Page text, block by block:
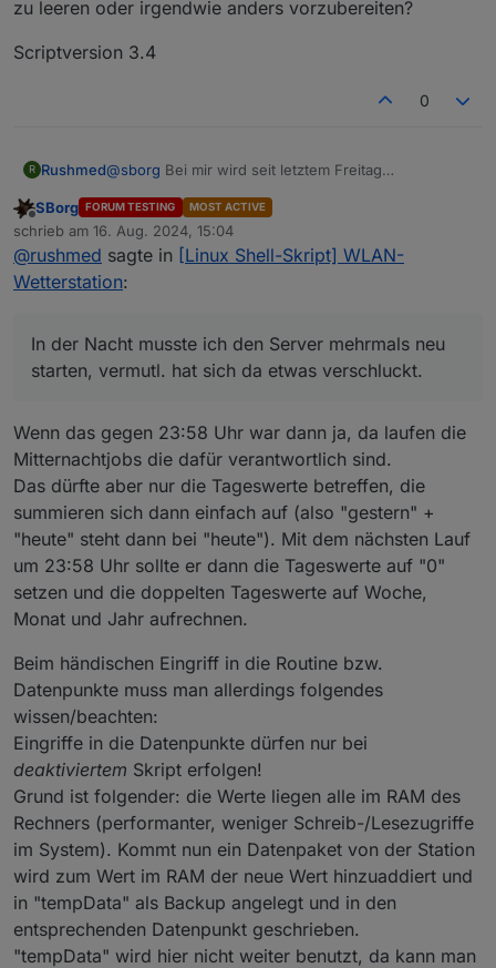
Script-Version: V3.4.0  Config-Version: V3.4.0
Datenübertragung an awekas.at:
(vor einer Veröffentlichung unbedingt zumindest
Resolving ws.awekas.at (ws.awekas.at)...
Length: 36 [text/html]
-                               0%[
zu leeren oder irgendwie anders vorzubereiten?
Scriptversion 3.4
0
R Rushmed@sborg Bei mir wird seit letztem Freitag
0_userdata.0.Wetterstation.Info.Sonnenschein_Tag_T
ext nicht mehr zuverlässig zurückgesetzt.
In der Nacht musste ich den Server mehrmals neu
starten, vermutl. hat sich da etwas verschluckt.
Ich habe
mittels
jetzt schon dreimal repariert, damit zumindest die
Per Updater kann ich nicht einfach drüberbügeln. Ich
würde als nächstes versuchen die .sh und die .sub
im Verzeichnes mit den Dateien von Github zu
0_userdata.0.Wetterstation.tempData.Solarenergie
und zu leeren oder irgendwie anders vorzubereiten?
Scriptversion 3.4
Offline
SBorg FORUM TESTING MOST ACTIVE
schrieb am 16. Aug. 2024, 15:04
zuletzt editiert von
@rushmed sagte in [Linux Shell-Skript] WLAN-
Wetterstation:
In der Nacht musste ich den Server mehrmals neu
starten, vermutl. hat sich da etwas verschluckt.
Wenn das gegen 23:58 Uhr war dann ja, da laufen die
Mitternachtjobs die dafür verantwortlich sind.
Das dürfte aber nur die Tageswerte betreffen, die
summieren sich dann einfach auf (also "gestern" +
"heute" steht dann bei "heute"). Mit dem nächsten Lauf
um 23:58 Uhr sollte er dann die Tageswerte auf "0"
setzen und die doppelten Tageswerte auf Woche,
Monat und Jahr aufrechnen.
Beim händischen Eingriff in die Routine bzw.
Datenpunkte muss man allerdings folgendes
wissen/beachten:
Eingriffe in die Datenpunkte dürfen nur bei
deaktiviertem Skript erfolgen!
Grund ist folgender: die Werte liegen alle im RAM des
Rechners (performanter, weniger Schreib-/Lesezugriffe
im System). Kommt nun ein Datenpaket von der Station
wird zum Wert im RAM der neue Wert hinzuaddiert und
in "tempData" als Backup angelegt und in den
entsprechenden Datenpunkt geschrieben.
"tempData" wird hier nicht weiter benutzt, da kann man